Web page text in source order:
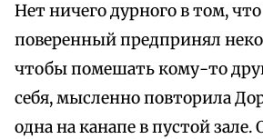
Нет ничего дурного в том,
поверенный предпринял
чтобы помешать кому-то
себя, мысленно повторила
одна на канапе в пустой зале.